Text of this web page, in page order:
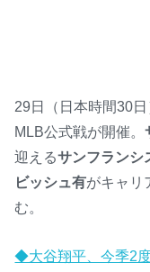
29日（日本時間30
MLB公式戦が開催。
迎えるサンフランシ
ビッシュ有がキャリ
む。
◆大谷翔平、今季2